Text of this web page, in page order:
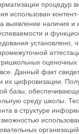
процедур
использован
наличия и
и
установлено,
Данный факт
цифровизации.
базы,
среду школы.
в структуре